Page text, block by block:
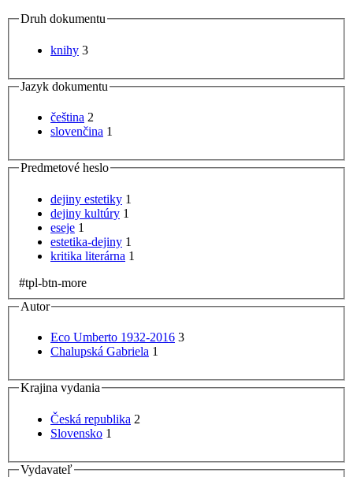
Druh dokumentu
knihy 3
Jazyk dokumentu
čeština 2
slovenčina 1
Predmetové heslo
dejiny estetiky 1
dejiny kultúry 1
eseje 1
estetika-dejiny 1
kritika literárna 1
#tpl-btn-more
Autor
Eco Umberto 1932-2016 3
Chalupská Gabriela 1
Krajina vydania
Česká republika 2
Slovensko 1
Vydavateľ